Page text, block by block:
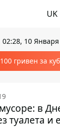
UK
02:28, 10
гривен за
в
туалета и